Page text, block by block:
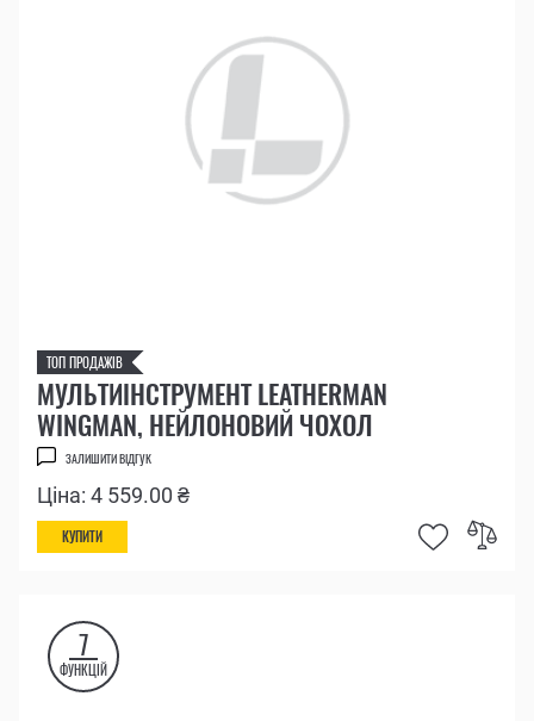
ТОП ПРОДАЖІВ
МУЛЬТИІНСТРУМЕНТ LEATHERMAN
WINGMAN, НЕЙЛОНОВИЙ ЧОХОЛ
ЗАЛИШИТИ ВІДГУК
Ціна: 4 559.00 ₴
КУПИТИ
7
ФУНКЦІЙ